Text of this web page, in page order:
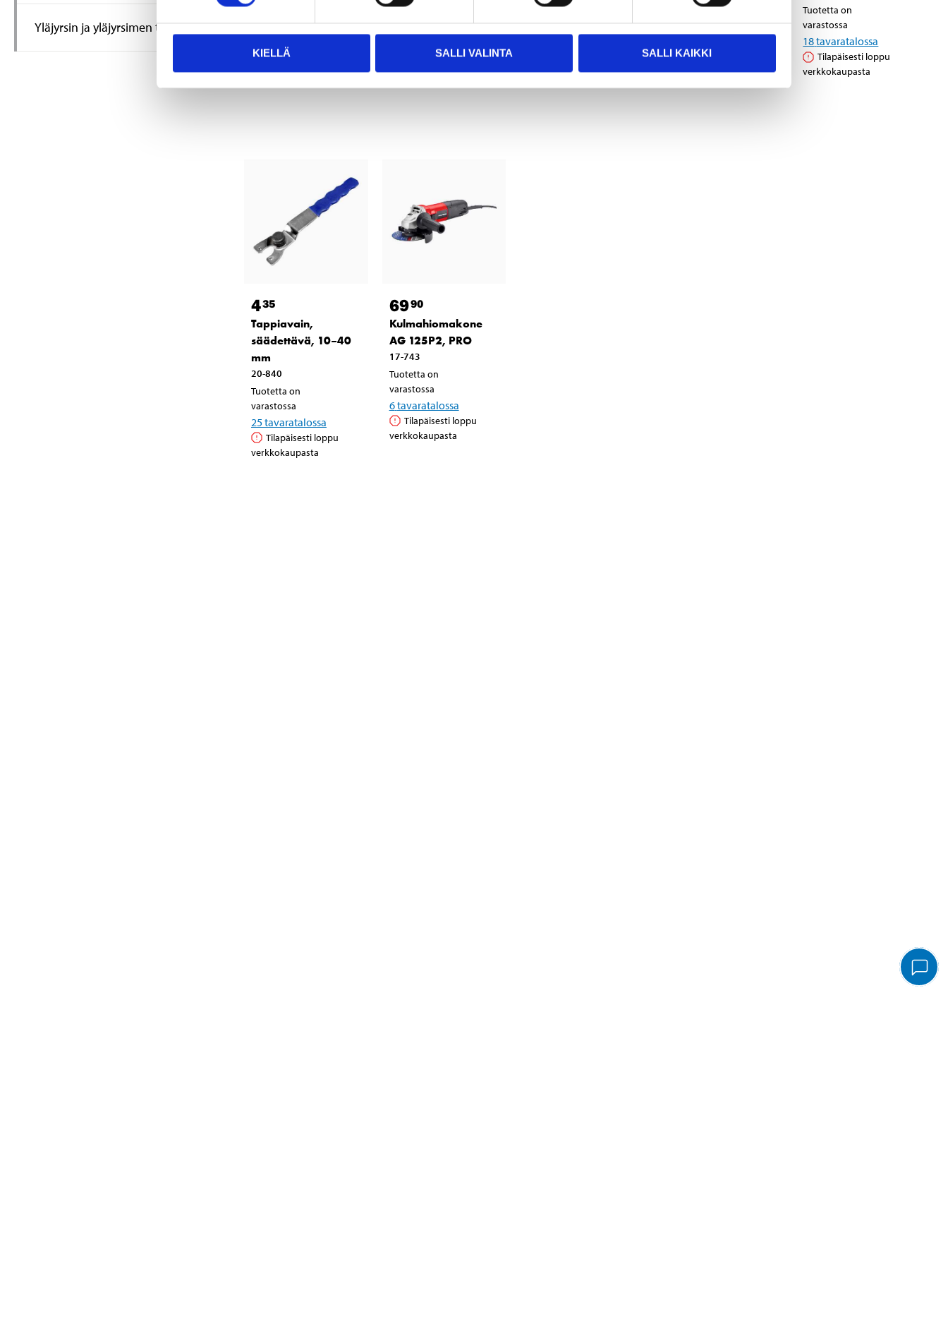
KIELLÄ SALLI VALINTA SALLI KAIKKI
Yläjyrsin ja yläjyrsimen terät
varastossa
Tilapäisesti loppu
verkkokaupasta
Tuotetta on
varastossa
Tilapäisesti loppu
verkkokaupasta
Tuotetta on
varastossa
verkkokaupasta
Tuotetta on
varastossa
Tilapäisesti loppu
verkkokaupasta
Tuotetta on
varastossa
18tavaratalossa
Tilapäisesti loppu
verkkokaupasta
435
Tappiavain,
säädettävä, 10–40
mm
20-840
Tuotetta on
varastossa
25tavaratalossa
Tilapäisesti loppu
verkkokaupasta
6990
Kulmahiomakone
AG 125P2, PRO
17-743
Tuotetta on
varastossa
6tavaratalossa
Tilapäisesti loppu
verkkokaupasta